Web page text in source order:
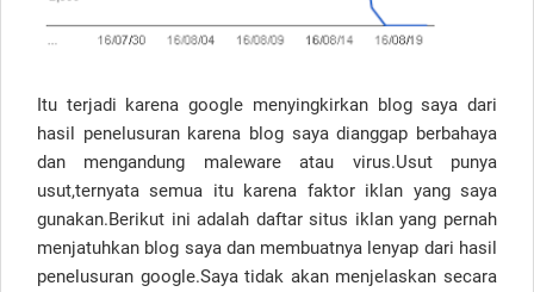
Itu terjadi karena google menyingkirkan blog saya dari
hasil penelusuran karena blog saya dianggap berbahaya
dan mengandung maleware atau virus.Usut punya
usut,ternyata semua itu karena faktor iklan yang saya
gunakan.Berikut ini adalah daftar situs iklan yang pernah
menjatuhkan blog saya dan membuatnya lenyap dari hasil
penelusuran google.Saya tidak akan menjelaskan secara